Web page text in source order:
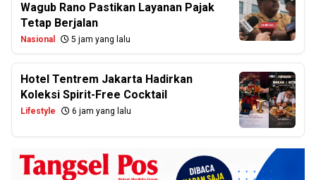
Wagub Rano Pastikan Layanan Pajak
Tetap Berjalan
Nasional 5 jam yang lalu
Hotel Tentrem Jakarta Hadirkan
Koleksi Spirit-Free Cocktail
Lifestyle 6 jam yang lalu